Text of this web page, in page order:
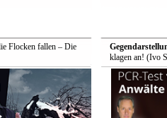
Flocken fallen – Die
klagen an! (Ivo